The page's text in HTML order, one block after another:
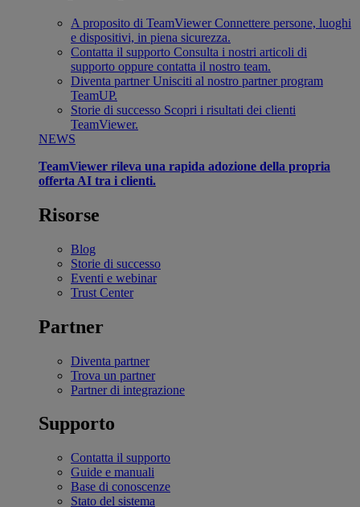
A proposito di TeamViewer Connettere persone, luoghi
e dispositivi, in piena sicurezza.
Contatta il supporto Consulta i nostri articoli di
supporto oppure contatta il nostro team.
Diventa partner Unisciti al nostro partner program
TeamUP.
Storie di successo Scopri i risultati dei clienti
TeamViewer.
NEWS
TeamViewer rileva una rapida adozione della propria
offerta AI tra i clienti.
Risorse
Blog
Storie di successo
Eventi e webinar
Trust Center
Partner
Diventa partner
Trova un partner
Partner di integrazione
Supporto
Contatta il supporto
Guide e manuali
Base di conoscenze
Stato del sistema